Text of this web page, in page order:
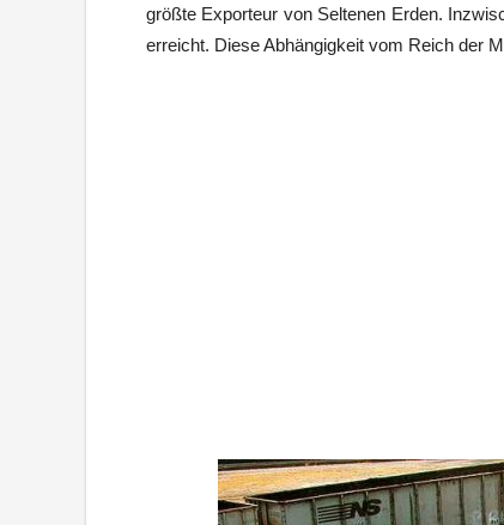
größte Exporteur von Seltenen Erden.
erreicht. Diese Abhängigkeit vom Reich der